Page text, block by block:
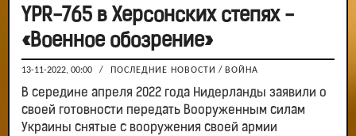
YPR-765 в Херсонских степях -
«Военное обозрение»
13-11-2022, 00:00 / ПОСЛЕДНИЕ НОВОСТИ / ВОЙНА
В середине апреля 2022 года Нидерланды заявили о
своей готовности передать Вооруженным силам
Украины снятые с вооружения своей армии